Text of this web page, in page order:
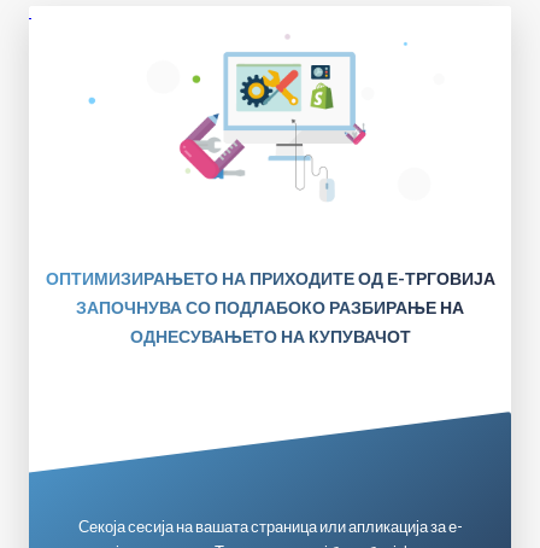
ОПТИМИЗИРАЊЕТО НА ПРИХОДИТЕ ОД Е-ТРГОВИЈА
ЗАПОЧНУВА СО ПОДЛАБОКО РАЗБИРАЊЕ НА
ОДНЕСУВАЊЕТО НА КУПУВАЧОТ
Секоја сесија на вашата страница или апликација за е-